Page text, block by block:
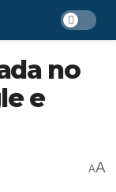
no
e
AA